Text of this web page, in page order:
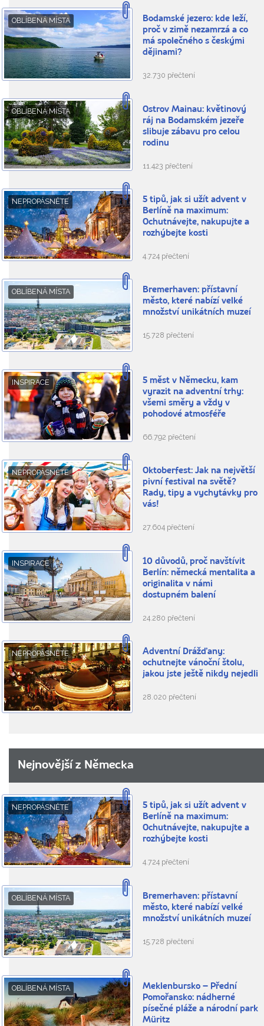
OBLÍBENÁ MÍSTA
Bodamské jezero: kde leží,
proč v zimě nezamrzá a co
má společného s českými
dějinami?
32.730 přečtení
OBLÍBENÁ MÍSTA
Ostrov Mainau: květinový
ráj na Bodamském jezeře
slibuje zábavu pro celou
rodinu
11.423 přečtení
NEPROPÁSNĚTE
5 tipů, jak si užít advent v
Berlíně na maximum:
Ochutnávejte, nakupujte a
rozhýbejte kosti
4.724 přečtení
OBLÍBENÁ MÍSTA
Bremerhaven: přístavní
město, které nabízí velké
množství unikátních muzeí
15.728 přečtení
INSPIRACE
5 měst v Německu, kam
vyrazit na adventní trhy:
všemi směry a vždy v
pohodové atmosféře
66.792 přečtení
NEPROPÁSNĚTE
Oktoberfest: Jak na největší
pivní festival na světě?
Rady, tipy a vychytávky pro
vás!
27.604 přečtení
INSPIRACE
10 důvodů, proč navštívit
Berlín: německá mentalita a
originalita v námi
dostupném balení
24.280 přečtení
NEPROPÁSNĚTE
Adventní Drážďany:
ochutnejte vánoční štolu,
jakou jste ještě nikdy nejedli
28.020 přečtení
Nejnovější z Německa
NEPROPÁSNĚTE
5 tipů, jak si užít advent v
Berlíně na maximum:
Ochutnávejte, nakupujte a
rozhýbejte kosti
4.724 přečtení
OBLÍBENÁ MÍSTA
Bremerhaven: přístavní
město, které nabízí velké
množství unikátních muzeí
15.728 přečtení
OBLÍBENÁ MÍSTA
Meklenbursko – Přední
Pomořansko: nádherné
písečné pláže a národní park
Müritz